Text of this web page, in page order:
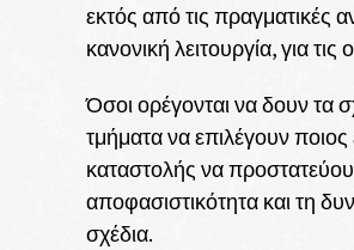
εκτός από τις πραγματικές
κανονική λειτουργία, για
Όσοι ορέγονται να δουν τα
τμήματα να επιλέγουν
καταστολής να
αποφασιστικότητα και τη
σχέδια.